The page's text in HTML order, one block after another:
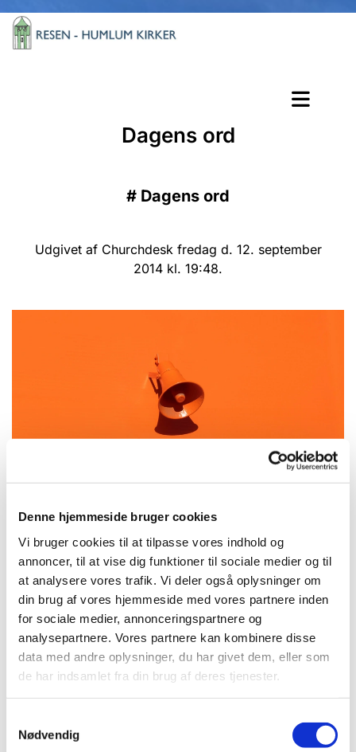
Denne hjemmeside bruger cookies
Vi bruger cookies til at tilpasse vores indhold og
annoncer, til at vise dig funktioner til sociale medier og til
at analysere vores trafik. Vi deler også oplysninger om
din brug af vores hjemmeside med vores partnere inden
for sociale medier, annonceringspartnere og
analysepartnere. Vores partnere kan kombinere disse
data med andre oplysninger, du har givet dem, eller som
de har indsamlet fra din brug af deres tjenester.
Nødvendig
Dagens ord
# Dagens ord
Udgivet af Churchdesk fredag d. 12. september
2014 kl. 19:48.
Dagens ord
Du vil måske også kunne